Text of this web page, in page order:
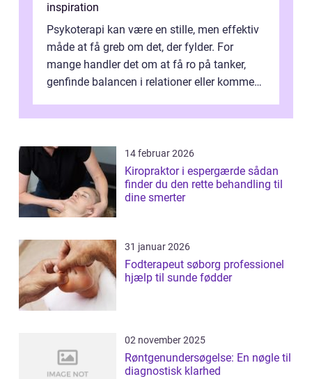
inspiration
Psykoterapi kan være en stille, men effektiv
måde at få greb om det, der fylder. For
mange handler det om at få ro på tanker,
genfinde balancen i relationer eller komme
14 februar 2026
Kiropraktor i espergærde sådan
finder du den rette behandling til
dine smerter
31 januar 2026
Fodterapeut søborg professionel
hjælp til sunde fødder
02 november 2025
Røntgenundersøgelse: En nøgle til
diagnostisk klarhed